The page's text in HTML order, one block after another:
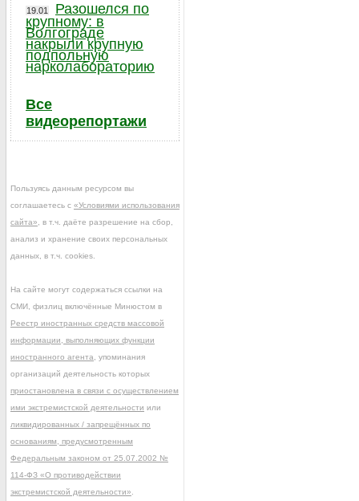
19.01
Разошелся по
крупному: в
Волгограде
накрыли крупную
подпольную
нарколабораторию
Все
видеорепортажи
Пользуясь данным ресурсом вы
соглашаетесь с «Условиями использования
сайта» , в т.ч. даёте разрешение на сбор,
анализ и хранение своих персональных
данных, в т.ч. cookies.
На сайте могут содержаться ссылки на
СМИ, физлиц включённые Минюстом в
Реестр иностранных средств массовой
информации, выполняющих функции
иностранного агента , упоминания
организаций деятельность которых
приостановлена в связи с осуществлением
ими экстремистской деятельности или
ликвидированных / запрещённых по
основаниям, предусмотренным
Федеральным законом от 25.07.2002 №
114-ФЗ «О противодействии
экстремистской деятельности»